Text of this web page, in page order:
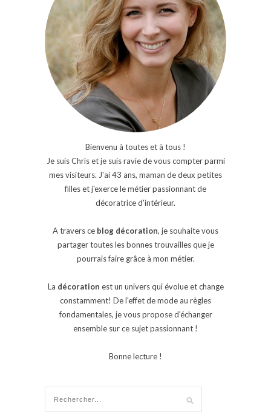
Bienvenu à toutes et à tous !
Je suis Chris et je suis ravie de vous compter parmi
mes visiteurs. J'ai 43 ans, maman de deux petites
filles et j'exerce le métier passionnant de
décoratrice d'intérieur.
A travers ce blog décoration, je souhaite vous
partager toutes les bonnes trouvailles que je
pourrais faire grâce à mon métier.
La décoration est un univers qui évolue et change
constamment! De l'effet de mode au règles
fondamentales, je vous propose d'échanger
ensemble sur ce sujet passionnant !
Bonne lecture !